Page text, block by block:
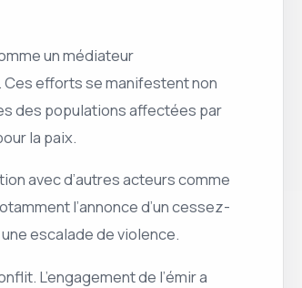
un médiateur
efforts se manifestent non
des populations affectées par
la paix.
avec d’autres acteurs comme
l’annonce d’un cessez-
escalade de violence.
L’engagement de l’émir a